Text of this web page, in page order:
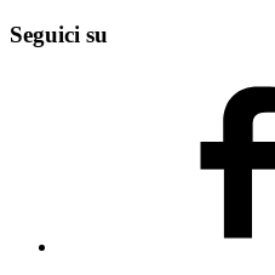
Seguici su